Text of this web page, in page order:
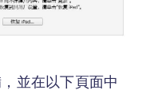
並在以下頁面中